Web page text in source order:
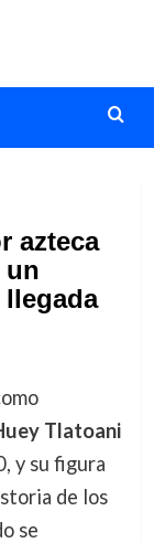
azteca
un
Tlatoani
y su figura
de los
se